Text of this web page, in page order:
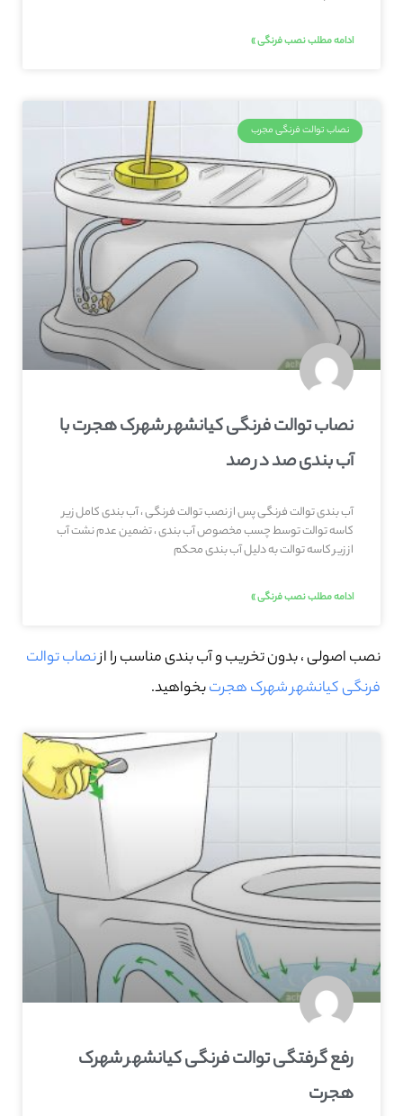
ادامه مطلب نصب فرنگی »
نصاب توالت فرنگی مجرب
نصاب توالت فرنگی کیانشهر شهرک هجرت با
آب بندی صد در صد
آب بندی توالت فرنگی پس از نصب توالت فرنگی ، آب بندی کامل زیر
کاسه توالت توسط چسب مخصوص آب بندی ، تضمین عدم نشت آب
از زیر کاسه توالت به دلیل آب بندی محکم
ادامه مطلب نصب فرنگی »
نصب اصولی ، بدون تخریب و آب بندی مناسب را ازنصاب توالت
فرنگی کیانشهر شهرک هجرتبخواهید.
رفع گرفتگی توالت فرنگی کیانشهر شهرک
هجرت